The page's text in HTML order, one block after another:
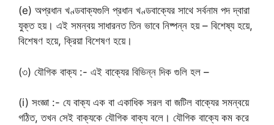
(e) অপ্রধান খণ্ডবাক্যগুলি প্রধান খণ্ডবাক্যের সাথে সর্বনাম পদ দ্বারা
যুক্ত হয়। এই সমন্বয় সাধারনত তিন ভাবে নিষ্পন্ন হয় – বিশেষ্য হয়ে,
বিশেষণ হয়ে, ক্রিয়া বিশেষণ হয়ে।
(৩) যৌগিক বাক্য :- এই বাক্যের বিভিন্ন দিক গুলি হল –
(i) সংজ্ঞা :- যে বাক্য এক বা একাধিক সরল বা জটিল বাক্যের সমন্বয়ে
গঠিত, তখন সেই বাক্যকে যৌগিক বাক্য বলে। যৌগিক বাক্যে কম করে